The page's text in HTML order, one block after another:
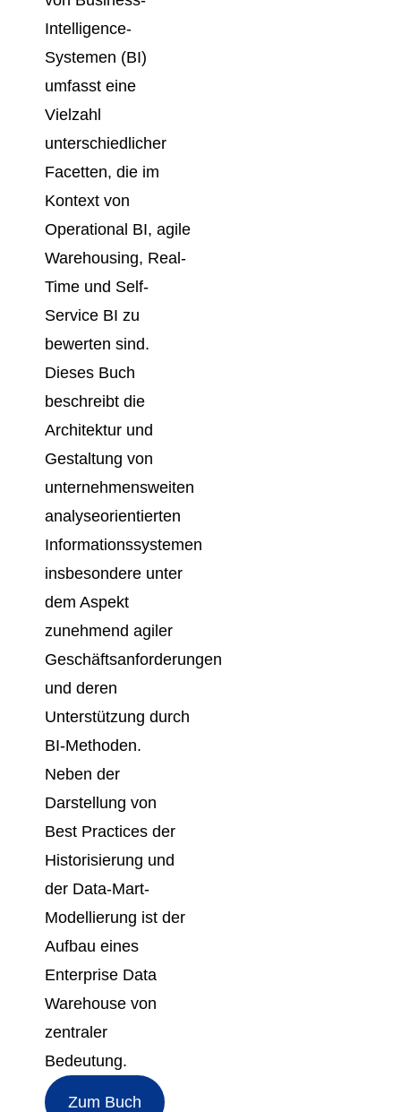
Intelligence-
Systemen (BI)
umfasst eine
Vielzahl
unterschiedlicher
Facetten, die im
Kontext von
Operational BI, agile
Warehousing, Real-
Time und Self-
Service BI zu
bewerten sind.
Dieses Buch
beschreibt die
Architektur und
Gestaltung von
unternehmensweiten
analyseorientierten
Informationssystemen
insbesondere unter
dem Aspekt
zunehmend agiler
Geschäftsanforderungen
und deren
Unterstützung durch
BI-Methoden.
Neben der
Darstellung von
Best Practices der
Historisierung und
der Data-Mart-
Modellierung ist der
Aufbau eines
Enterprise Data
Warehouse von
zentraler
Bedeutung.
Zum Buch